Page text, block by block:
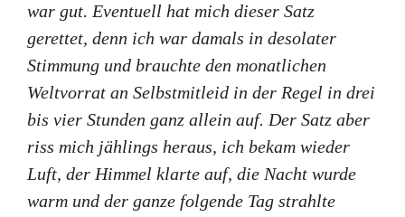
war gut. Eventuell hat mich dieser Satz
gerettet, denn ich war damals in desolater
Stimmung und brauchte den monatlichen
Weltvorrat an Selbstmitleid in der Regel in drei
bis vier Stunden ganz allein auf. Der Satz aber
riss mich jählings heraus, ich bekam wieder
Luft, der Himmel klarte auf, die Nacht wurde
warm und der ganze folgende Tag strahlte